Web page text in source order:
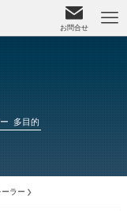
お問合せ
多目的
ラー